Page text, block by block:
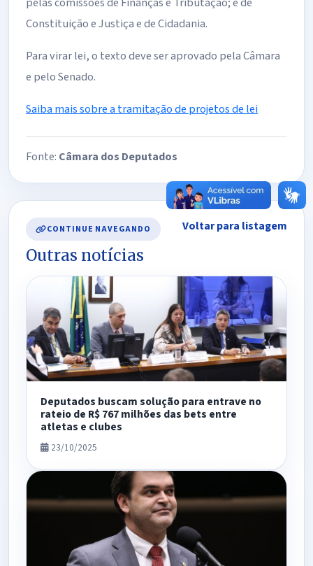
Constituição e Justiça e de Cidadania.
Para virar lei, o texto deve ser aprovado pela Câmara
e pelo Senado.
Saiba mais sobre a tramitação de projetos de lei
Fonte: Câmara dos Deputados
CONTINUE NAVEGANDO
Outras notícias
Voltar para listagem
Deputados buscam solução para entrave no
rateio de R$ 767 milhões das bets entre
atletas e clubes
23/10/2025